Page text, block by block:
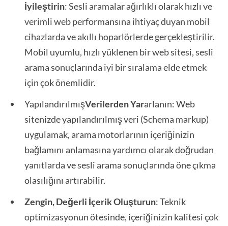
İyileştirin: Sesli aramalar ağırlıklı olarak hızlı ve
verimli web performansına ihtiyaç duyan mobil
cihazlarda ve akıllı hoparlörlerde gerçekleştirilir.
Mobil uyumlu, hızlı yüklenen bir web sitesi, sesli
arama sonuçlarında iyi bir sıralama elde etmek
için çok önemlidir.
YapılandırılmışVerilerden Yararlanın: Web
sitenizde yapılandırılmış veri (Schema markup)
uygulamak, arama motorlarının içeriğinizin
bağlamını anlamasına yardımcı olarak doğrudan
yanıtlarda ve sesli arama sonuçlarında öne çıkma
olasılığını artırabilir.
Zengin, Değerli İçerik Oluşturun: Teknik
optimizasyonun ötesinde, içeriğinizin kalitesi çok